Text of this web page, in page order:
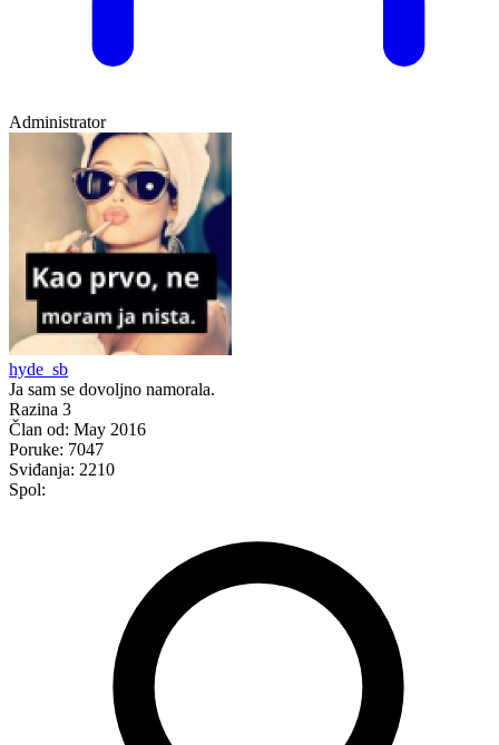
Administrator
hyde_sb
Ja sam se dovoljno namorala.
Razina 3
Član od: May 2016
Poruke: 7047
Sviđanja: 2210
Spol: